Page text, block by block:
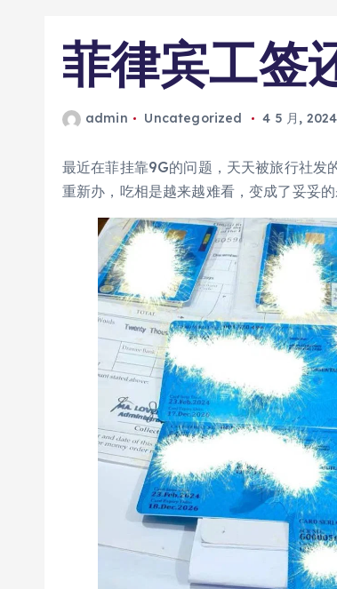
菲律宾工签
admin Uncategorized 4 5 月, 2024
最近在菲挂靠9G的问题，天天被旅行社发
重新办，吃相是越来越难看，变成了妥妥的